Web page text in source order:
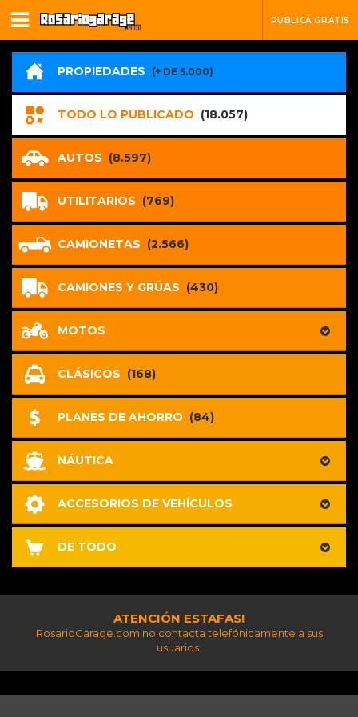
PUBLICÁ GRATIS
PROPIEDADES (+ DE 5.000)
TODO LO PUBLICADO (18.057)
AUTOS (8.597)
UTILITARIOS (769)
CAMIONETAS (2.566)
CAMIONES Y GRÚAS (430)
MOTOS
CLÁSICOS (168)
PLANES DE AHORRO (84)
NÁUTICA
ACCESORIOS DE VEHÍCULOS
DE TODO
ATENCIÓN ESTAFAS!
RosarioGarage.com no contacta telefónicamente a sus
usuarios.